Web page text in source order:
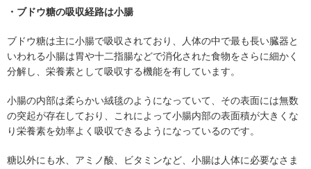
・ブドウ糖の吸収経路は小腸
ブドウ糖は主に小腸で吸収されており、人体の中で最も長い臓器と
いわれる小腸は胃や十二指腸などで消化された食物をさらに細かく
分解し、栄養素として吸収する機能を有しています。
小腸の内部は柔らかい絨毯のようになっていて、その表面には無数
の突起が存在しており、これによって小腸内部の表面積が大きくな
り栄養素を効率よく吸収できるようになっているのです。
糖以外にも水、アミノ酸、ビタミンなど、小腸は人体に必要なさま